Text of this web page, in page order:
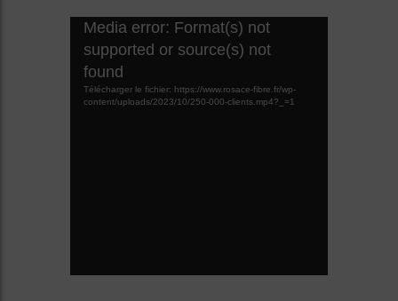
Lecteur
vidéo
Media error: Format(s) not
supported or source(s) not
found
Télécharger le fichier: https://www.rosace-fibre.fr/wp-
content/uploads/2023/10/250-000-clients.mp4?_=1